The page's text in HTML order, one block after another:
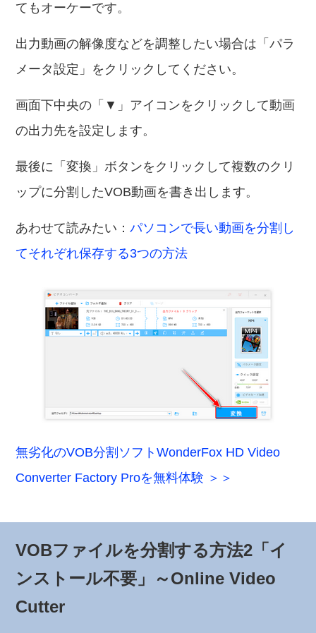
てもオーケーです。
出力動画の解像度などを調整したい場合は「パラ
メータ設定」をクリックしてください。
画面下中央の「▼」アイコンをクリックして動画
の出力先を設定します。
最後に「変換」ボタンをクリックして複数のクリ
ップに分割したVOB動画を書き出します。
あわせて読みたい：パソコンで長い動画を分割し
てそれぞれ保存する3つの方法
無劣化のVOB分割ソフトWonderFox HD Video
Converter Factory Proを無料体験 ＞＞
VOBファイルを分割する方法2「イ
ンストール不要」～Online Video
Cutter